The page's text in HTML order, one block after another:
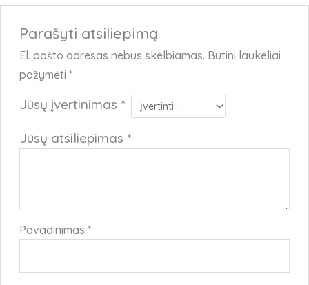
Parašyti atsiliepimą
El. pašto adresas nebus skelbiamas. Būtini laukeliai
pažymėti *
Jūsų įvertinimas *
Jūsų atsiliepimas *
Pavadinimas *